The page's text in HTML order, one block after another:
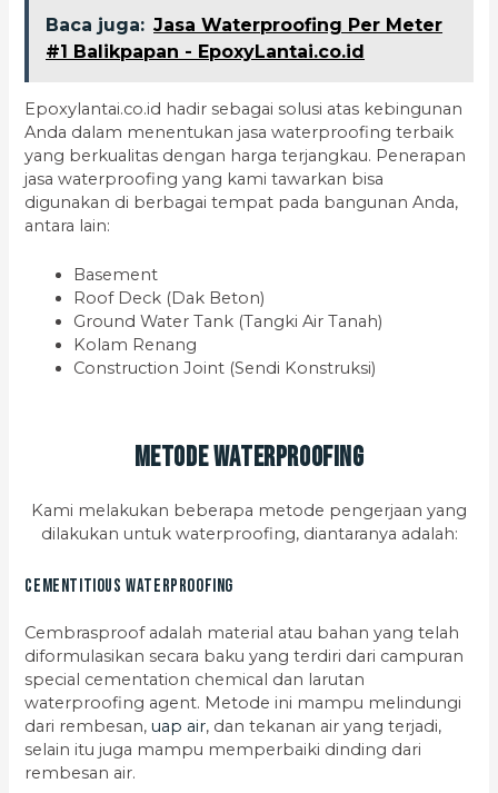
Baca juga: Jasa Waterproofing Per Meter
#1 Balikpapan - EpoxyLantai.co.id
Epoxylantai.co.id hadir sebagai solusi atas kebingunan
Anda dalam menentukan jasa waterproofing terbaik
yang berkualitas dengan harga terjangkau. Penerapan
jasa waterproofing yang kami tawarkan bisa
digunakan di berbagai tempat pada bangunan Anda,
antara lain:
Basement
Roof Deck (Dak Beton)
Ground Water Tank (Tangki Air Tanah)
Kolam Renang
Construction Joint (Sendi Konstruksi)
Metode Waterproofing
Kami melakukan beberapa metode pengerjaan yang
dilakukan untuk waterproofing, diantaranya adalah:
Cementitious Waterproofing
Cembrasproof adalah material atau bahan yang telah
diformulasikan secara baku yang terdiri dari campuran
special cementation chemical dan larutan
waterproofing agent. Metode ini mampu melindungi
dari rembesan,uap air, dan tekanan air yang terjadi,
selain itu juga mampu memperbaiki dinding dari
rembesan air.